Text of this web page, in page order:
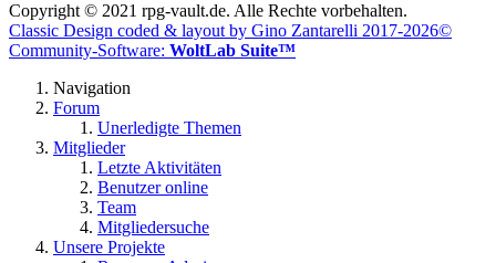
Copyright © 2021 rpg-vault.de. Alle Rechte vorbehalten.
Classic Design coded & layout by Gino Zantarelli 2017-2026©
Community-Software: WoltLab Suite™
Navigation
Forum
Unerledigte Themen
Mitglieder
Letzte Aktivitäten
Benutzer online
Team
Mitgliedersuche
Unsere Projekte